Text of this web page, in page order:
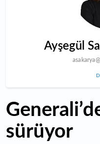
Ayşegül
sürüyor